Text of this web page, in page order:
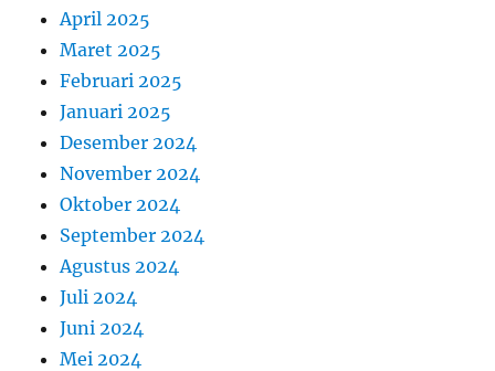
April 2025
Maret 2025
Februari 2025
Januari 2025
Desember 2024
November 2024
Oktober 2024
September 2024
Agustus 2024
Juli 2024
Juni 2024
Mei 2024